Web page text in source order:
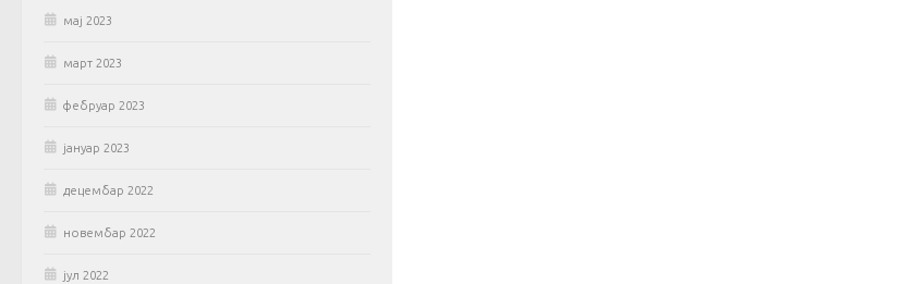
мај 2023
март 2023
фебруар 2023
јануар 2023
децембар 2022
новембар 2022
јул 2022